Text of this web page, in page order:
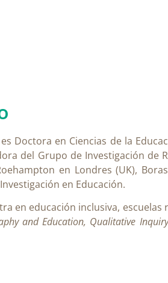
es Doctora en Ciencias de la
del Grupo de Investigación de
en Londres (UK),
en Educación.
en educación inclusiva,
and Education, Qualitative